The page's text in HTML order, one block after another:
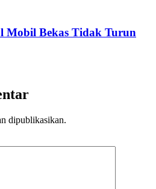
Mobil Bekas Tidak Turun
dipublikasikan.